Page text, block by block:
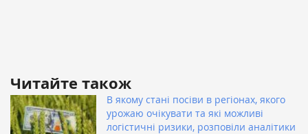
Читайте також
В якому стані посіви в регіонах, якого
урожаю очікувати та які можливі
логістичні ризики, розповіли аналітики